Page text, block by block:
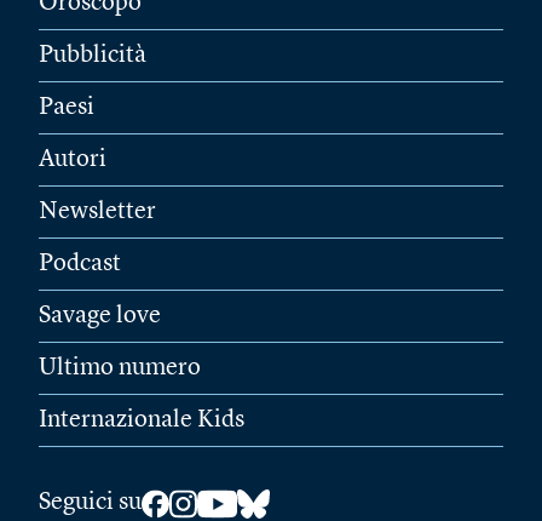
Pubblicità
Paesi
Autori
Newsletter
Podcast
Savage love
Ultimo numero
Internazionale Kids
Seguici su